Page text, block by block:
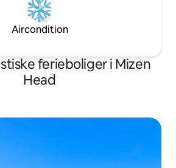
Aircondition
ferieboliger i Mizen
Head